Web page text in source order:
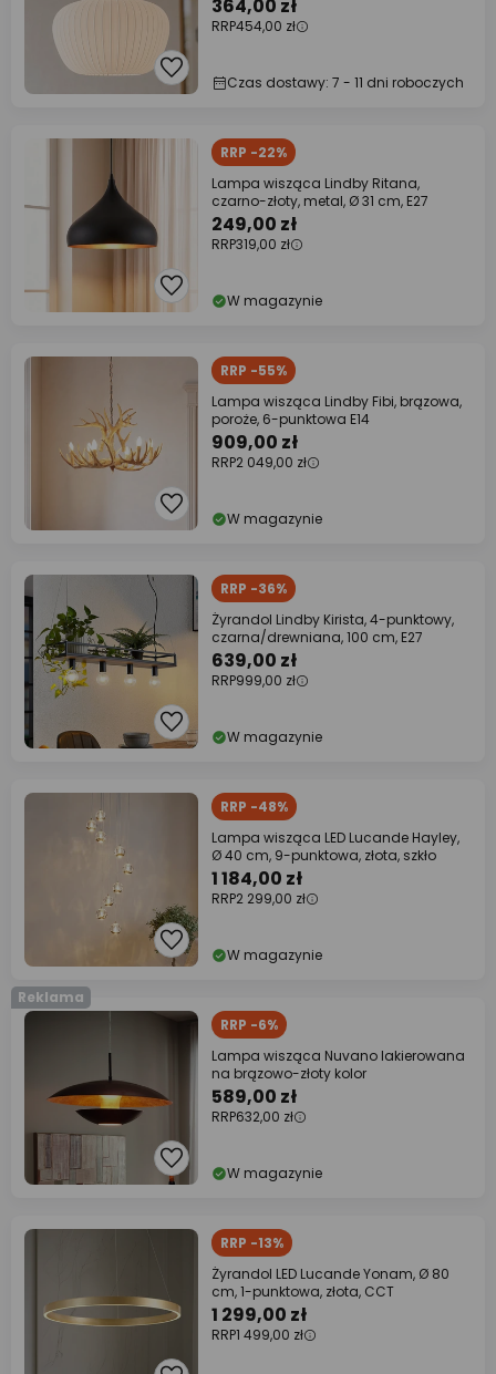
364,00 zł
RRP454,00 zł
Czas dostawy: 7 - 11 dni roboczych
RRP -22%
Lampa wisząca Lindby Ritana,
czarno-złoty, metal, Ø 31 cm, E27
249,00 zł
RRP319,00 zł
W magazynie
RRP -55%
Lampa wisząca Lindby Fibi, brązowa,
poroże, 6-punktowa E14
909,00 zł
RRP2 049,00 zł
W magazynie
RRP -36%
Żyrandol Lindby Kirista, 4-punktowy,
czarna/drewniana, 100 cm, E27
639,00 zł
RRP999,00 zł
W magazynie
RRP -48%
Lampa wisząca LED Lucande Hayley,
Ø 40 cm, 9-punktowa, złota, szkło
1 184,00 zł
RRP2 299,00 zł
W magazynie
Reklama
RRP -6%
Lampa wisząca Nuvano lakierowana
na brązowo-złoty kolor
589,00 zł
RRP632,00 zł
W magazynie
RRP -13%
Żyrandol LED Lucande Yonam, Ø 80
cm, 1-punktowa, złota, CCT
1 299,00 zł
RRP1 499,00 zł